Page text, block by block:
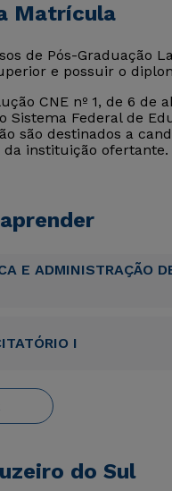
Matrícula
de Pós-Graduação
e possuir o
CNE nº 1, de 6
Sistema Federal de
são destinados a
da instituição ofertante.
E ADMINISTRAÇÃO
I
do Sul